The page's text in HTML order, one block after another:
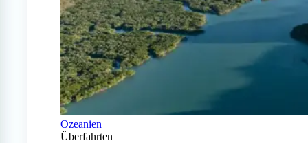
Ozeanien
Überfahrten